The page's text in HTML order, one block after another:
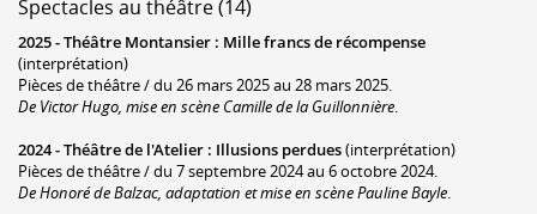
Spectacles au théâtre (14)
2025 -Théâtre Montansier : Mille francs de récompense
(interprétation)
Pièces de théâtre / du 26 mars 2025 au 28 mars 2025.
De Victor Hugo, mise en scène Camille de la Guillonnière.
2024 -Théâtre de l'Atelier : Illusions perdues(interprétation)
Pièces de théâtre / du 7 septembre 2024 au 6 octobre 2024.
De Honoré de Balzac, adaptation et mise en scène Pauline Bayle.